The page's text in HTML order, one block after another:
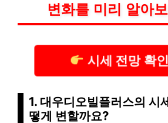
변화를 미리 알아
시세 전망 확
1. 대우디오빌플러스의 시
떻게 변할까요?